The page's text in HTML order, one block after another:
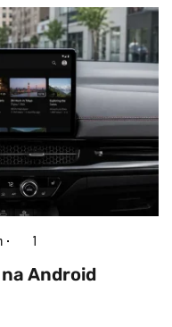
1
Android